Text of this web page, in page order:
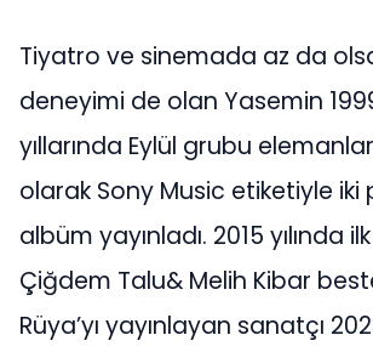
Tiyatro ve sinemada az da
deneyimi de olan Yasemin
yıllarında Eylül grubu
olarak Sony Music etiketiyle iki
albüm yayınladı. 2015 yılında
Çiğdem Talu& Melih Kibar
Rüya’yı yayınlayan sanatçı